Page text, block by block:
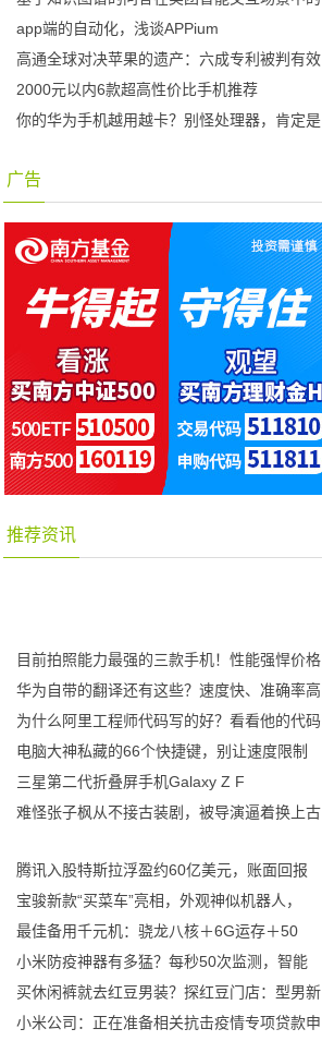
app端的自动化，浅谈APPium
高通全球对决苹果的遗产：六成专利被判有效
2000元以内6款超高性价比手机推荐
你的华为手机越用越卡？别怪处理器，肯定是
广告
推荐资讯
目前拍照能力最强的三款手机！性能强悍价格
华为自带的翻译还有这些？速度快、准确率高
为什么阿里工程师代码写的好？看看他的代码
电脑大神私藏的66个快捷键，别让速度限制
三星第二代折叠屏手机Galaxy Z F
难怪张子枫从不接古装剧，被导演逼着换上古
腾讯入股特斯拉浮盈约60亿美元，账面回报
宝骏新款“买菜车”亮相，外观神似机器人，
最佳备用千元机：骁龙八核＋6G运存＋50
小米防疫神器有多猛？每秒50次监测，智能
买休闲裤就去红豆男装？探红豆门店：型男新
小米公司：正在准备相关抗击疫情专项贷款申